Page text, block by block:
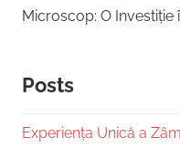
Microscop: O Investiție
Posts
Experiența Unică a